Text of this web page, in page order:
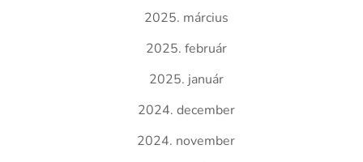
2025. március
2025. február
2025. január
2024. december
2024. november